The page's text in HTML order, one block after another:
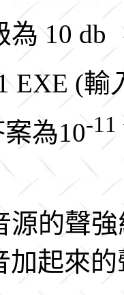
10 db
EXE (
為10-11
的聲
加起來